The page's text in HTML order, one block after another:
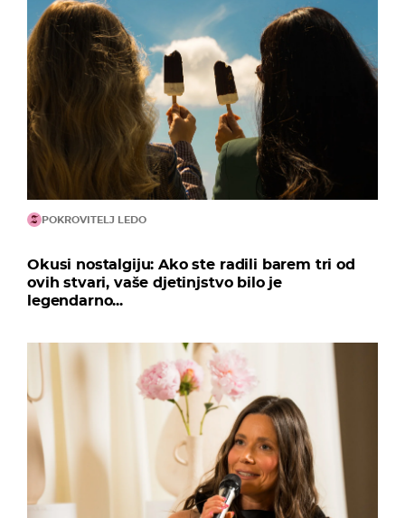
POKROVITELJ LEDO
Okusi nostalgiju: Ako ste radili barem tri od
ovih stvari, vaše djetinjstvo bilo je
legendarno...